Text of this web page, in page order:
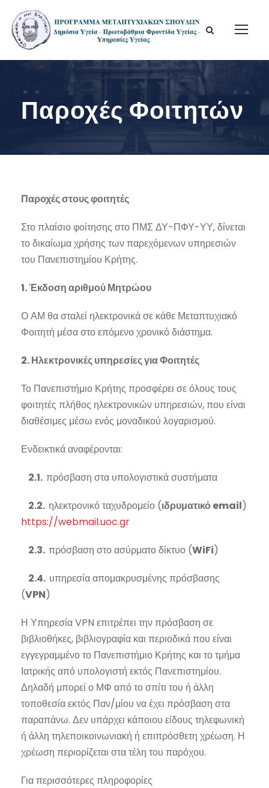
Παροχές Φοιτητών
Παροχές στους φοιτητές
Στο πλαίσιο φοίτησης στο ΠΜΣ ΔΥ-ΠΦΥ-ΥΥ, δίνεται
το δικαίωμα χρήσης των παρεχόμενων υπηρεσιών
του Πανεπιστημίου Κρήτης.
1. Έκδοση αριθμού Μητρώου
Ο ΑΜ θα σταλεί ηλεκτρονικά σε κάθε Μεταπτυχιακό
Φοιτητή μέσα στο επόμενο χρονικό διάστημα.
2. Ηλεκτρονικές υπηρεσίες για Φοιτητές
Το Πανεπιστήμιο Κρήτης προσφέρει σε όλους τους
φοιτητές πλήθος ηλεκτρονικών υπηρεσιών, που είναι
διαθέσιμες μέσω ενός μοναδικού λογαρισμού.
Ενδεικτικά αναφέρονται:
2.1. πρόσβαση στα υπολογιστικά συστήματα
2.2. ηλεκτρονικό ταχυδρομείο (ιδρυματικό email)
https://webmail.uoc.gr
2.3. πρόσβαση στο ασύρματο δίκτυο (WiFi)
2.4. υπηρεσία απομακρυσμένης πρόσβασης
(VPN)
Η Υπηρεσία VPN επιτρέπει την πρόσβαση σε
βιβλιοθήκες, βιβλιογραφία και περιοδικά που είναι
εγγεγραμμένο το Πανεπιστήμιο Κρήτης και το τμήμα
Ιατρικής από υπολογιστή εκτός Πανεπιστημίου.
Δηλαδή μπορεί ο ΜΦ από το σπίτι του ή άλλη
τοποθεσία εκτός Παν/μίου να έχει πρόσβαση στα
παραπάνω. Δεν υπάρχει κάποιου είδους τηλεφωνική
ή άλλη τηλεποικοινωνιακή ή επιπρόσθετη χρέωση. Η
χρέωση περιορίζεται στα τέλη του παρόχου.
Για περισσότερες πληροφορίες